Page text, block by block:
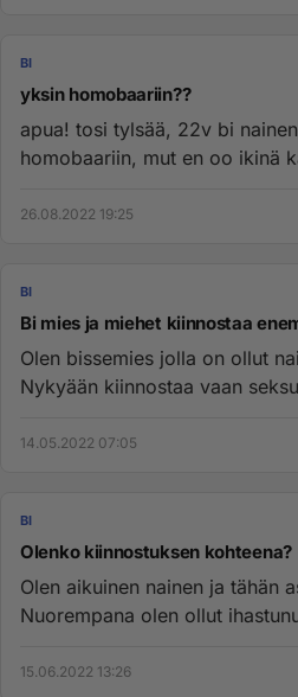
BI
yksin homobaariin??
apua! tosi tylsää, 22v bi
homobaariin, mut en oo ikinä
26.08.2022 19:25
BI
Bi mies ja miehet kiinnostaa
Olen bissemies jolla on ollut
Nykyään kiinnostaa vaan
14.05.2022 07:05
BI
Olenko kiinnostuksen kohteena?
Olen aikuinen nainen ja tähän
Nuorempana olen ollut
15.06.2022 13:26